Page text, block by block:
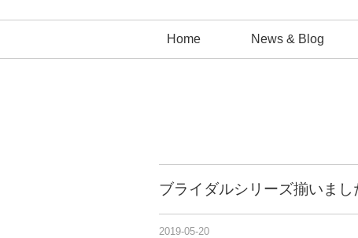
コ
ン
ッ
Home News & Blog
ブライダルシリーズ揃いまし
2019-05-20